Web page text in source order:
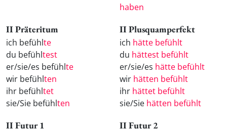
haben
II Präteritum
ich befühlte
du befühltest
er/sie/es befühlte
wir befühlten
ihr befühltet
sie/Sie befühlten
II Plusquamperfekt
ich hätte befühlt
du hättest befühlt
er/sie/es hätte befühlt
wir hätten befühlt
ihr hättet befühlt
sie/Sie hätten befühlt
II Futur 1 II Futur 2